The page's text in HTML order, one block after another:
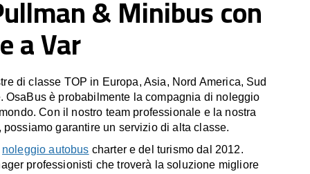
& Minibus con
a Var
di classe TOP in Europa, Asia, Nord America, Sud
OsaBus è probabilmente la compagnia di noleggio
Con il nostro team professionale e la nostra
garantire un servizio di alta classe.
noleggio autobus charter e del turismo dal 2012.
professionisti che troverà la soluzione migliore